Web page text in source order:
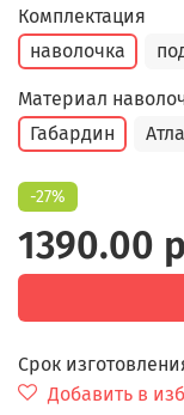
Срок
Добавить в
Комплектация
наволочка
Материал
Габардин
-27%
1390.00